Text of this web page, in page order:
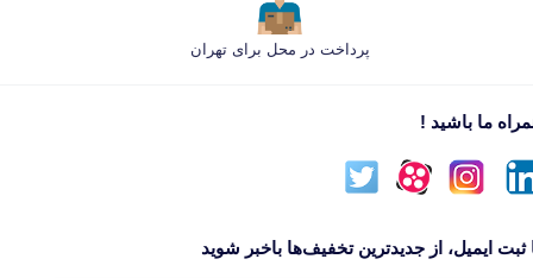
پرداخت در محل برای تهران
ما باشید !
ثبت ایمیل، از جدید‌ترین تخفیف‌ها با‌خبر شوید